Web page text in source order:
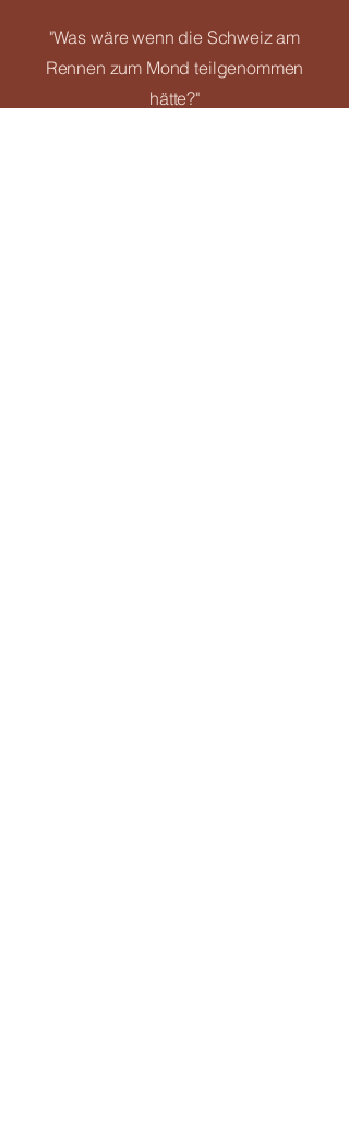
"Was wäre wenn die Schweiz am
Rennen zum Mond teilgenommen
hätte?"